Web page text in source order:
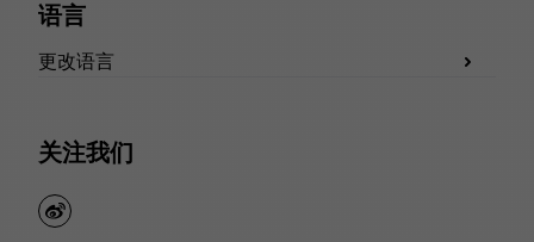
语言
更改语言
关注我们
weibo